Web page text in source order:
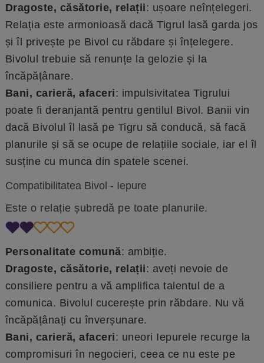
Dragoste, căsătorie, relații: ușoare neînțelegeri.
Relația este armonioasă dacă Tigrul lasă garda jos
și îl privește pe Bivol cu răbdare și înțelegere.
Bivolul trebuie să renunțe la gelozie și la
încăpățânare.
Bani, carieră, afaceri: impulsivitatea Tigrului
poate fi deranjantă pentru gentilul Bivol. Banii vin
dacă Bivolul îl lasă pe Tigru să conducă, să facă
planurile și să se ocupe de relațiile sociale, iar el îl
susține cu munca din spatele scenei.
Compatibilitatea Bivol - Iepure
Este o relație șubredă pe toate planurile.
Personalitate comună: ambiție.
Dragoste, căsătorie, relații: aveți nevoie de
consiliere pentru a vă amplifica talentul de a
comunica. Bivolul cucerește prin răbdare. Nu vă
încăpățânați cu înverșunare.
Bani, carieră, afaceri: uneori Iepurele recurge la
compromisuri în negocieri, ceea ce nu este pe